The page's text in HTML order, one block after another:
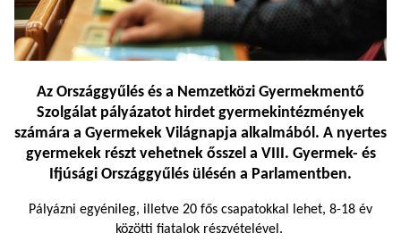
Az Országgyűlés és a Nemzetközi Gyermekmentő
Szolgálat pályázatot hirdet gyermekintézmények
számára a Gyermekek Világnapja alkalmából. A nyertes
gyermekek részt vehetnek ősszel a VIII. Gyermek- és
Ifjúsági Országgyűlés ülésén a Parlamentben.
Pályázni egyénileg, illetve 20 fős csapatokkal lehet, 8-18 év
közötti fiatalok részvételével.